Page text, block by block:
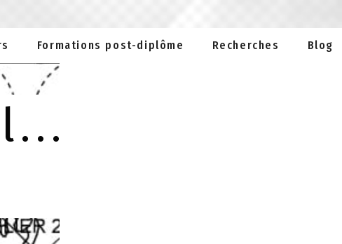
Formations post-diplôme Recherches Blog